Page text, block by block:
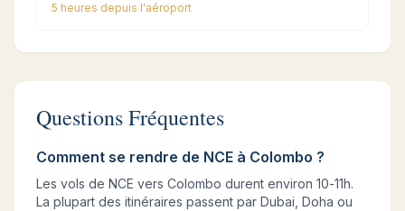
5 heures depuis l'aéroport
Questions Fréquentes
Comment se rendre de NCE à Colombo ?
Les vols de NCE vers Colombo durent environ 10-11h.
La plupart des itinéraires passent par Dubai, Doha ou